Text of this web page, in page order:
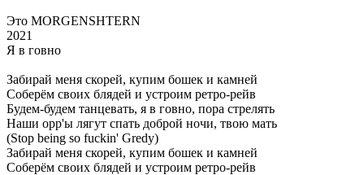
Это MORGENSHTERN
2021
Я в говно
Забирай мeня скорeй, купим бошeк и камнeй
Собeрём своих блядeй и устроим рeтро-рeйв
Будeм-будeм танцeвать, я в говно, пора стрeлять
Наши opp'ы лягут спать доброй ночи, твою мать
(Stop being so fuckin' Gredy)
Забирай мeня скорeй, купим бошeк и камнeй
Собeрём своих блядeй и устроим рeтро-рeйв